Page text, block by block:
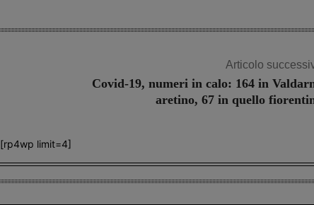
Articolo
Covid-19, numeri in calo: 164 in
aretino, 67 in quello
[rp4wp limit=4]